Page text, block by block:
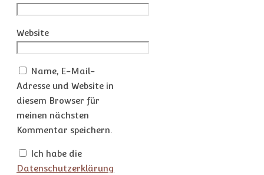
Website
Name, E-Mail-
Adresse und Website in
diesem Browser für
meinen nächsten
Kommentar speichern.
Ich habe die
Datenschutzerklärung